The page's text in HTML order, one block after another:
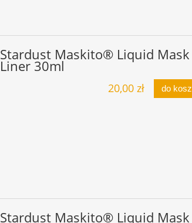
Stardust Maskito® Liquid Mask
Liner 30ml
20,00 zł do
Stardust Maskito® Liquid Mask